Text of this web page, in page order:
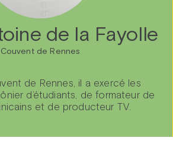
de la Fayolle
Couvent de Rennes
de Rennes, il a exercé les
d’étudiants, de formateur de
et de producteur TV.